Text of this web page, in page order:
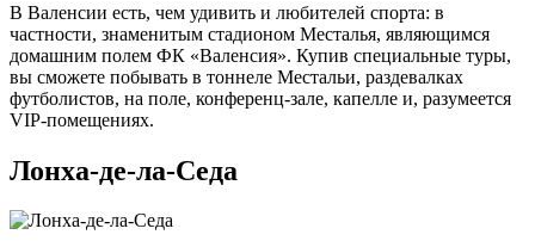
В Валенсии есть, чем удивить и любителей спорта: в
частности, знаменитым стадионом Месталья, являющимся
домашним полем ФК «Валенсия». Купив специальные туры,
вы сможете побывать в тоннеле Местальи, раздевалках
футболистов, на поле, конференц-зале, капелле и, разумеется
VIP-помещениях.
Лонха-де-ла-Седа